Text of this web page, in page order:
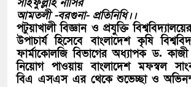
আমতলী -বরগুনা- প্রতিনিধি।।
পটুয়াখালী বিজ্ঞান ও প্রযুক্তি
উপাচার্য হিসেবে বাংলাদেশ কৃষি
ফার্মাকোলজি বিভাগের অধ্যাপক ড.
নিয়োগ পাওয়ায় বাংলাদেশ মফস্বল
বিএ এসএস এর থেকে শুভেচ্ছা ও